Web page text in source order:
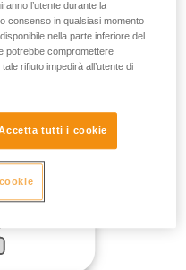
NEL VUOTO SENZA
l’utente durante la
consenso in qualsiasi momento
nella parte inferiore del
potrebbe compromettere
rifiuto impedirà all’utente di
tutti i cookie